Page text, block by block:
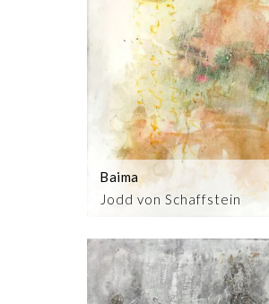
Jodd von Schaffstein
Baima